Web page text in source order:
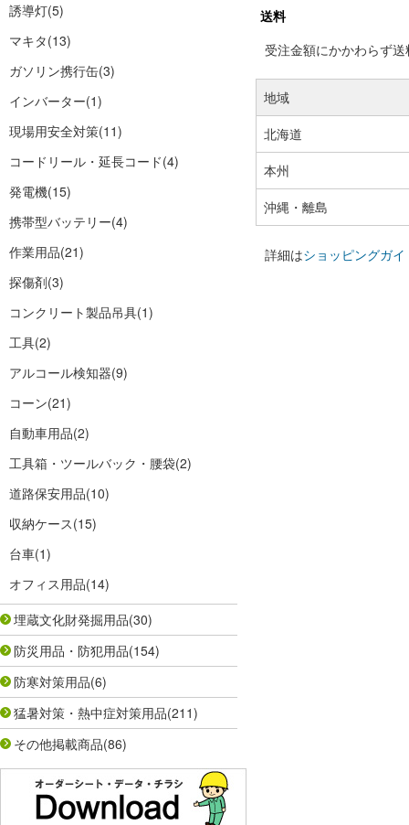
誘導灯(5)
マキタ(13)
ガソリン携行缶(3)
インバーター(1)
現場用安全対策(11)
コードリール・延長コード(4)
発電機(15)
携帯型バッテリー(4)
作業用品(21)
探傷剤(3)
コンクリート製品吊具(1)
工具(2)
アルコール検知器(9)
コーン(21)
自動車用品(2)
工具箱・ツールバック・腰袋(2)
道路保安用品(10)
収納ケース(15)
台車(1)
オフィス用品(14)
埋蔵文化財発掘用品(30)
防災用品・防犯用品(154)
防寒対策用品(6)
猛暑対策・熱中症対策用品(211)
その他掲載商品(86)
送料
受注金額にかかわらず
地域
北海道
本州
沖縄・離島
詳細はショッピングガイ